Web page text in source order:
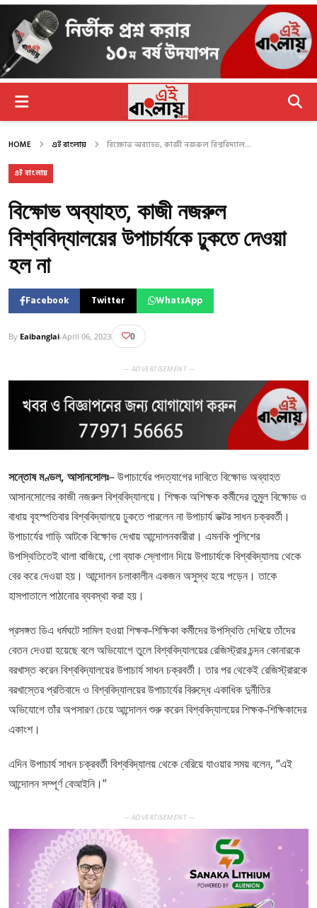
HOME এই বাংলায় বিক্ষোভ অব্যাহত, কাজী নজরুল বিশ্ববিদ্যাল...
এই বাংলায়
বিক্ষোভ অব্যাহত, কাজী নজরুল
বিশ্ববিদ্যালয়ের উপাচার্যকে ঢুকতে দেওয়া
হল না
Facebook Twitter WhatsApp
By Eaibanglai-April 06, 2023 0
— ADVERTISEMENT —
সন্তোষ মণ্ডল, আসানসোলঃ– উপাচার্যের পদত্যাগের দাবিতে বিক্ষোভ অব্যাহত
আসানসোলের কাজী নজরুল বিশ্ববিদ্যালয়ে। শিক্ষক অশিক্ষক কর্মীদের তুমুল বিক্ষোভ ও
বাধায় বৃহস্পতিবার বিশ্ববিদ্যালয়ে ঢুকতে পারলেন না উপাচার্য ডক্টর সাধন চক্রবর্তী।
উপাচার্যের গাড়ি আটকে বিক্ষোভ দেখায় আন্দোলনকারীরা। এমনকি পুলিশের
উপস্থিতিতেই থালা বাজিয়ে, গো ব্যাক স্লোগান দিয়ে উপাচার্যকে বিশ্ববিদ্যালয় থেকে
বের করে দেওয়া হয়। আন্দোলন চলাকালীন একজন অসুস্থ হয়ে পড়েন। তাকে
হাসপাতালে পাঠানোর ব্যবস্থা করা হয়।
প্রসঙ্গত ডিএ ধর্মঘটে সামিল হওয়া শিক্ষক-শিক্ষিকা কর্মীদের উপস্থিতি দেখিয়ে তাঁদের
বেতন দেওয়া হয়েছে বলে অভিযোগে তুলে বিশ্ববিদ্যালয়ের রেজিস্ট্রার চন্দন কোনারকে
বরখাস্ত করেন বিশ্ববিদ্যালয়ের উপাচার্য সাধন চক্রবর্তী। তার পর থেকেই রেজিস্ট্রারকে
বরখাস্তের প্রতিবাদে ও বিশ্ববিদ্যালয়ের উপাচার্যের বিরুদ্ধে একাধিক দুর্নীতির
অভিযোগে তাঁর অপসারণ চেয়ে আন্দোলন শুরু করেন বিশ্ববিদ্যালয়ের শিক্ষক-শিক্ষিকাদের
একাংশ।
এদিন উপাচার্য সাধন চক্রবর্তী বিশ্ববিদ্যালয় থেকে বেরিয়ে যাওয়ার সময় বলেন, “এই
আন্দোলন সম্পূর্ণ বেআইনি।”
— ADVERTISEMENT —